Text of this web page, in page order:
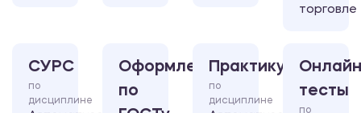
торговле
СУРС
по
дисциплине
Оформление
по
Практикум
по
дисциплине
тесты
по